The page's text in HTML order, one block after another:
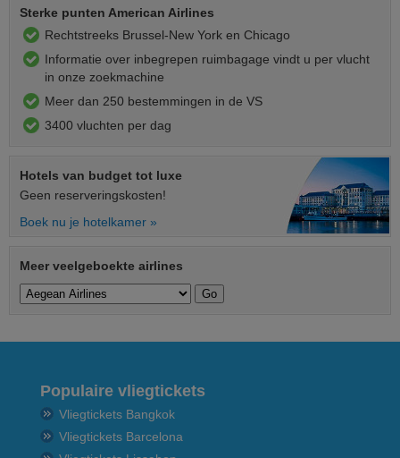
Sterke punten American Airlines
Rechtstreeks Brussel-New York en Chicago
Informatie over inbegrepen ruimbagage vindt u per vlucht
in onze zoekmachine
Meer dan 250 bestemmingen in de VS
3400 vluchten per dag
Hotels van budget tot luxe
Geen reserveringskosten!
Boek nu je hotelkamer »
Meer veelgeboekte airlines
Populaire vliegtickets
Vliegtickets Bangkok
Vliegtickets Barcelona